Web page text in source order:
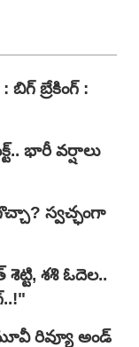
బిగ్ బ్రేకింగ్ :
భారీ వర్షాలు
స్వచ్ఛంగా
శెట్టి, శశి ఓదెల..
రివ్యూ అండ్